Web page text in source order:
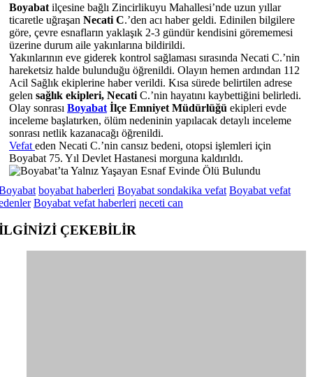
Boyabat ilçesine bağlı Zincirlikuyu Mahallesi’nde uzun yıllar
ticaretle uğraşan Necati C.’den acı haber geldi. Edinilen bilgilere
göre, çevre esnafların yaklaşık 2-3 gündür kendisini görememesi
üzerine durum aile yakınlarına bildirildi.
Yakınlarının eve giderek kontrol sağlaması sırasında Necati C.’nin
hareketsiz halde bulunduğu öğrenildi. Olayın hemen ardından 112
Acil Sağlık ekiplerine haber verildi. Kısa sürede belirtilen adrese
gelen sağlık ekipleri, Necati C.’nin hayatını kaybettiğini belirledi.
Olay sonrası Boyabat İlçe Emniyet Müdürlüğü ekipleri evde
inceleme başlatırken, ölüm nedeninin yapılacak detaylı inceleme
sonrası netlik kazanacağı öğrenildi.
Vefat eden Necati C.’nin cansız bedeni, otopsi işlemleri için
Boyabat 75. Yıl Devlet Hastanesi morguna kaldırıldı.
boyabat haberleri Boyabat sondakika vefat Boyabat vefat
Boyabat vefat haberleri neceti can
ÇEKEBİLİR